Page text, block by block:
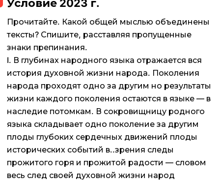
Условие 2023 г.
Прочитайте. Какой общей мыслью объединены
тексты? Спишите, расставляя пропущенные
знаки препинания.
I. В глубинах народного языка отражается вся
история духовной жизни народа. Поколения
народа проходят одно за другим но результаты
жизни каждого поколения остаются в языке — в
наследие потомкам. В сокровищницу родного
языка складывает одно поколение за другим
плоды глубоких сердечных движений плоды
исторических событий в..зрения следы
прожитого горя и прожитой радости — словом
весь след своей духовной жизни народ